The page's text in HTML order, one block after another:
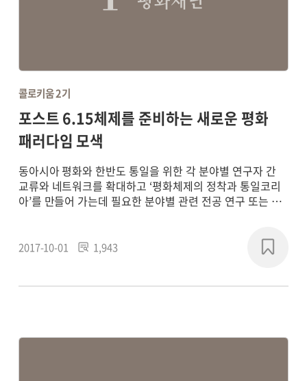
콜로키움 2기
포스트 6.15체제를 준비하는 새로운 평화
패러다임 모색
동아시아 평화와 한반도 통일을 위한 각 분야별 연구자 간
교류와 네트워크를 확대하고 ‘평화체제의 정착과 통일코리
아’를 만들어 가는데 필요한 분야별 관련 전공 연구 또는 학
2017~2018년에 연구 프로젝트를 진행했습니다.
2017-10-01 1,943